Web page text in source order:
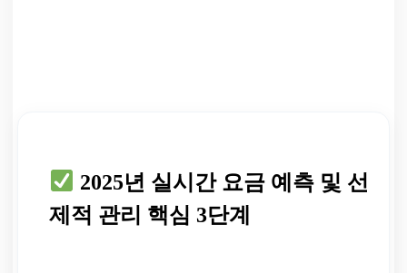
2025년 실시간 요금 예측 및 선
제적 관리 핵심 3단계